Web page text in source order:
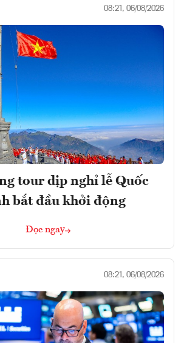
08:21, 06/08/2026
tour dịp nghỉ lễ Quốc
bắt đầu khởi động
Đọc ngay
08:21, 06/08/2026